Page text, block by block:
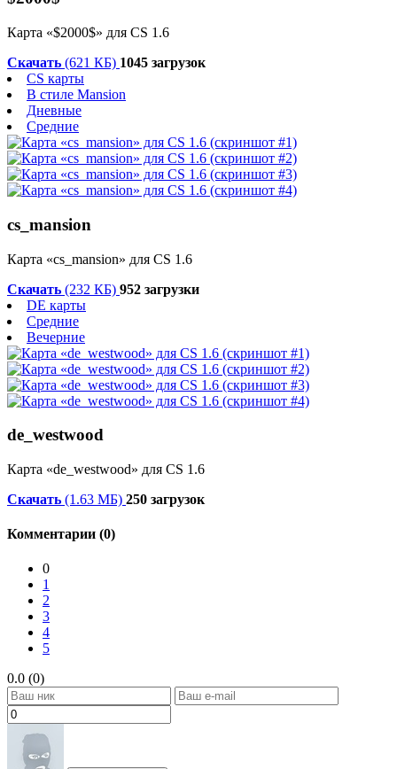
Карта «$2000$» для CS 1.6
Скачать (621 КБ) 1045 загрузок
CS карты
В стиле Mansion
Дневные
Средние
cs_mansion
Карта «cs_mansion» для CS 1.6
Скачать (232 КБ) 952 загрузки
DE карты
Средние
Вечерние
de_westwood
Карта «de_westwood» для CS 1.6
Скачать (1.63 МБ) 250 загрузок
Комментарии (0)
0
1
2
3
4
5
0.0 (0)